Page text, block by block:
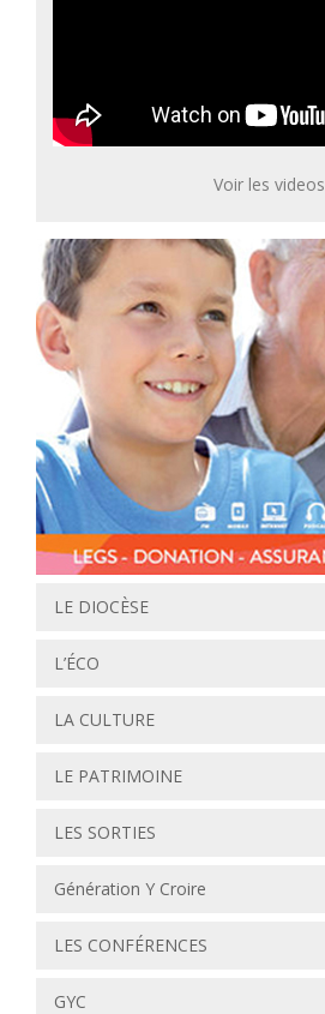
Voir les videos
LE DIOCÈSE
L’ÉCO
LA CULTURE
LE PATRIMOINE
LES SORTIES
Génération Y Croire
LES CONFÉRENCES
GYC